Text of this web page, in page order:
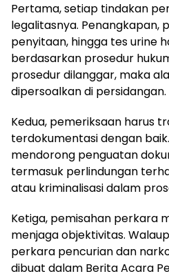
Pertama, setiap tindakan
legalitasnya. Penangkapan,
penyitaan, hingga tes urine
berdasarkan prosedur
prosedur dilanggar, maka
dipersoalkan di persidangan.
Kedua, pemeriksaan harus
terdokumentasi dengan
mendorong penguatan
termasuk perlindungan
atau kriminalisasi dalam
Ketiga, pemisahan perkara
menjaga objektivitas.
perkara pencurian dan
dibuat dalam Berita Acara